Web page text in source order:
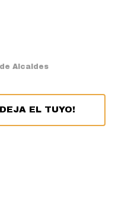
Alcaldes
EL TUYO!